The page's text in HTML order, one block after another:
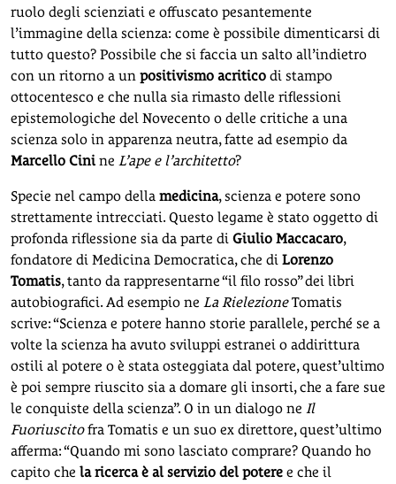
ruolo degli scienziati e offuscato pesantemente
l’immagine della scienza: come è possibile dimenticarsi di
tutto questo? Possibile che si faccia un salto all’indietro
con un ritorno a un positivismo acritico di stampo
ottocentesco e che nulla sia rimasto delle riflessioni
epistemologiche del Novecento o delle critiche a una
scienza solo in apparenza neutra, fatte ad esempio da
Marcello Cini ne L’ape e l’architetto?
Specie nel campo della medicina, scienza e potere sono
strettamente intrecciati. Questo legame è stato oggetto di
profonda riflessione sia da parte di Giulio Maccacaro,
fondatore di Medicina Democratica, che di Lorenzo
Tomatis, tanto da rappresentarne “il filo rosso” dei libri
autobiografici. Ad esempio ne La RielezioneTomatis
scrive: “Scienza e potere hanno storie parallele, perché se a
volte la scienza ha avuto sviluppi estranei o addirittura
ostili al potere o è stata osteggiata dal potere, quest’ultimo
è poi sempre riuscito sia a domare gli insorti, che a fare sue
le conquiste della scienza”. O in un dialogo ne Il
Fuoriuscitofra Tomatis e un suo ex direttore, quest’ultimo
afferma: “Quando mi sono lasciato comprare? Quando ho
capito che la ricerca è al servizio del potere e che il